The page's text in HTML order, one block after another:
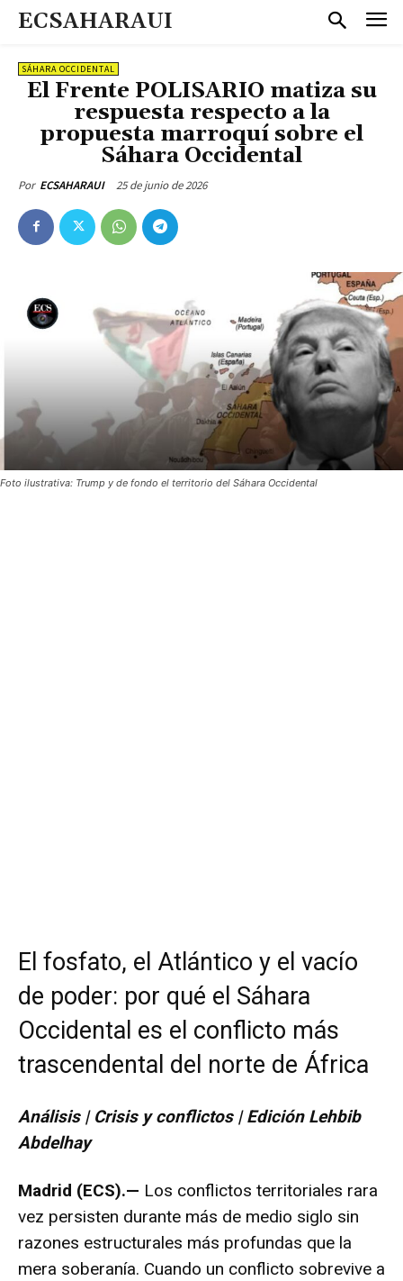
ECSAHARAUI
SÁHARA OCCIDENTAL
El Frente POLISARIO matiza su
respuesta respecto a la
propuesta marroquí sobre el
Sáhara Occidental
Por ECSAHARAUI 25 de junio de 2026
Foto ilustrativa: Trump y de fondo el territorio del Sáhara Occidental
El fosfato, el Atlántico y el vacío
de poder: por qué el Sáhara
Occidental es el conflicto más
trascendental del norte de África
Análisis | Crisis y conflictos | Edición Lehbib
Abdelhay
Madrid (ECS).— Los conflictos territoriales rara
vez persisten durante más de medio siglo sin
razones estructurales más profundas que la
mera soberanía. Cuando un conflicto sobrevive a